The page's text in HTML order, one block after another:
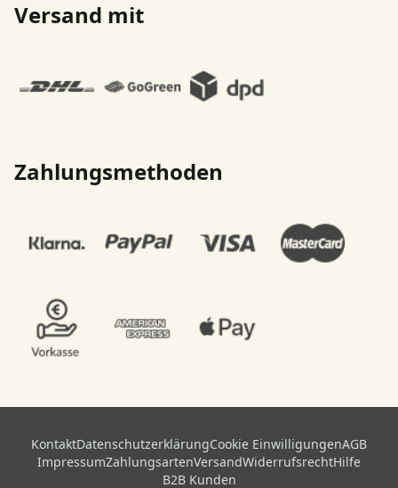
Versand mit
Zahlungsmethoden
KontaktDatenschutzerklärungCookie EinwilligungenAGB
ImpressumZahlungsartenVersandWiderrufsrechtHilfe
B2B Kunden